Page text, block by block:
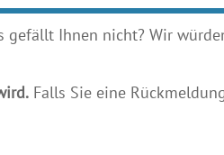
gefällt Ihnen nicht? Wir
Falls Sie eine